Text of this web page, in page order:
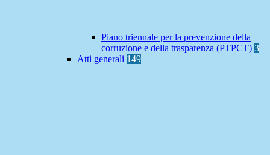
Piano triennale per la prevenzione della
corruzione e della trasparenza (PTPCT) 3
Atti generali 149